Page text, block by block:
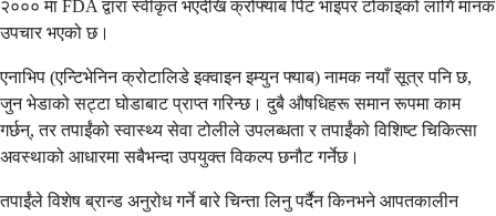
२००० मा FDA द्वारा स्वीकृत भएदेखि क्रोफ्याब पिट भाइपर टोकाइको लागि मानक
उपचार भएको छ।
एनाभिप (एन्टिभेनिन क्रोटालिडे इक्वाइन इम्युन फ्याब) नामक नयाँ सूत्र पनि छ,
जुन भेडाको सट्टा घोडाबाट प्राप्त गरिन्छ। दुबै औषधिहरू समान रूपमा काम
गर्छन्, तर तपाईंको स्वास्थ्य सेवा टोलीले उपलब्धता र तपाईंको विशिष्ट चिकित्सा
अवस्थाको आधारमा सबैभन्दा उपयुक्त विकल्प छनौट गर्नेछ।
तपाईंले विशेष ब्रान्ड अनुरोध गर्ने बारे चिन्ता लिनु पर्दैन किनभने आपतकालीन